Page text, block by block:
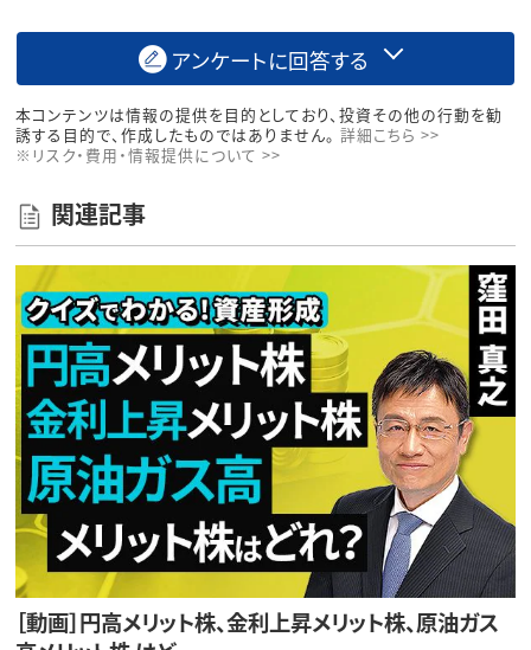
アンケートに回答する
本コンテンツは情報の提供を目的としており、投資その他の行動を勧
誘する目的で、作成したものではありません。 詳細こちら >>
※リスク・費用・情報提供について >>
関連記事
［動画］円高メリット株、金利上昇メリット株、原油ガス